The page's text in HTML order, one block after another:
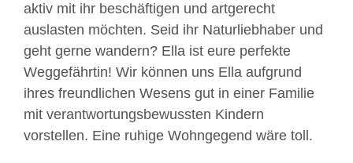
aktiv mit ihr beschäftigen und artgerecht
auslasten möchten. Seid ihr Naturliebhaber und
geht gerne wandern? Ella ist eure perfekte
Weggefährtin! Wir können uns Ella aufgrund
ihres freundlichen Wesens gut in einer Familie
mit verantwortungsbewussten Kindern
vorstellen. Eine ruhige Wohngegend wäre toll.